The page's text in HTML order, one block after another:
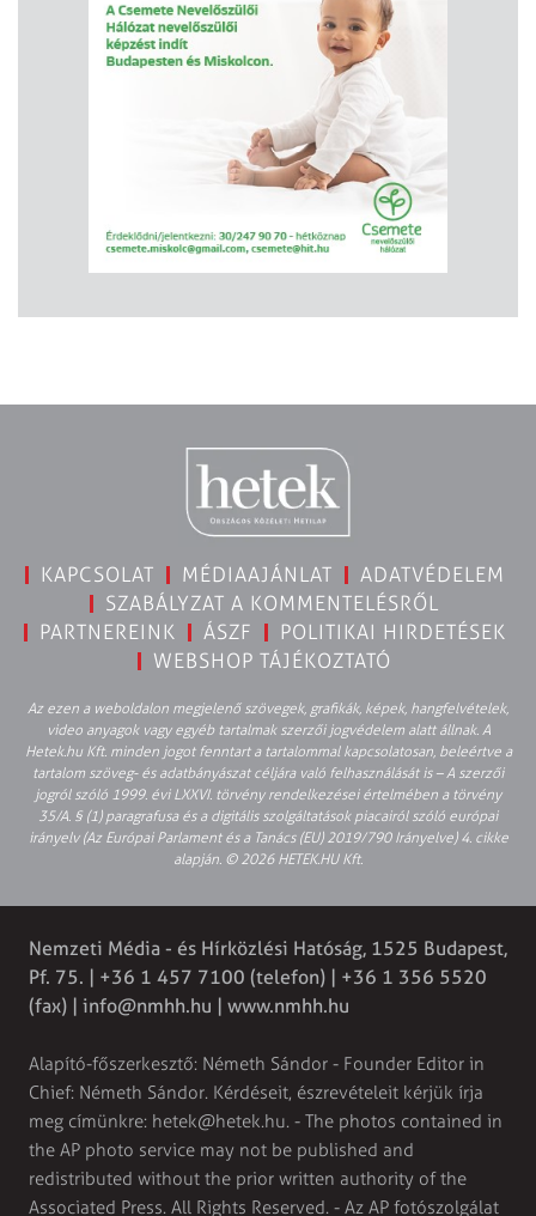
KAPCSOLAT MÉDIAAJÁNLAT
ADATVÉDELEM
SZABÁLYZAT A KOMMENTELÉSRŐL
PARTNEREINK
ÁSZF
POLITIKAI HIRDETÉSEK
WEBSHOP TÁJÉKOZTATÓ
Az ezen a weboldalon megjelenő szövegek, grafikák, képek, hangfelvételek,
video anyagok vagy egyéb tartalmak szerzői jogvédelem alatt állnak. A
Hetek.hu Kft. minden jogot fenntart a tartalommal kapcsolatosan, beleértve a
tartalom szöveg- és adatbányászat céljára való felhasználását is – A szerzői
jogról szóló 1999. évi LXXVI. törvény rendelkezései értelmében a törvény
35/A. § (1) paragrafusa és a digitális szolgáltatások piacairól szóló európai
irányelv (Az Európai Parlament és a Tanács (EU) 2019/790 Irányelve) 4. cikke
alapján. © 2026 HETEK.HU Kft.
Nemzeti Média - és Hírközlési Hatóság, 1525 Budapest,
Pf. 75. | +36 1 457 7100 (telefon) | +36 1 356 5520
(fax) | info@nmhh.hu | www.nmhh.hu
Alapító-főszerkesztő: Németh Sándor - Founder Editor in
Chief: Németh Sándor. Kérdéseit, észrevételeit kérjük írja
meg címünkre: hetek@hetek.hu. - The photos contained in
the AP photo service may not be published and
redistributed without the prior written authority of the
Associated Press. All Rights Reserved. - Az AP fotószolgálat